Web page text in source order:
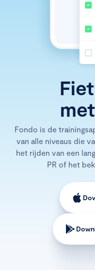
Fondo is de
van alle niveaus die
het rijden van een
PR of het